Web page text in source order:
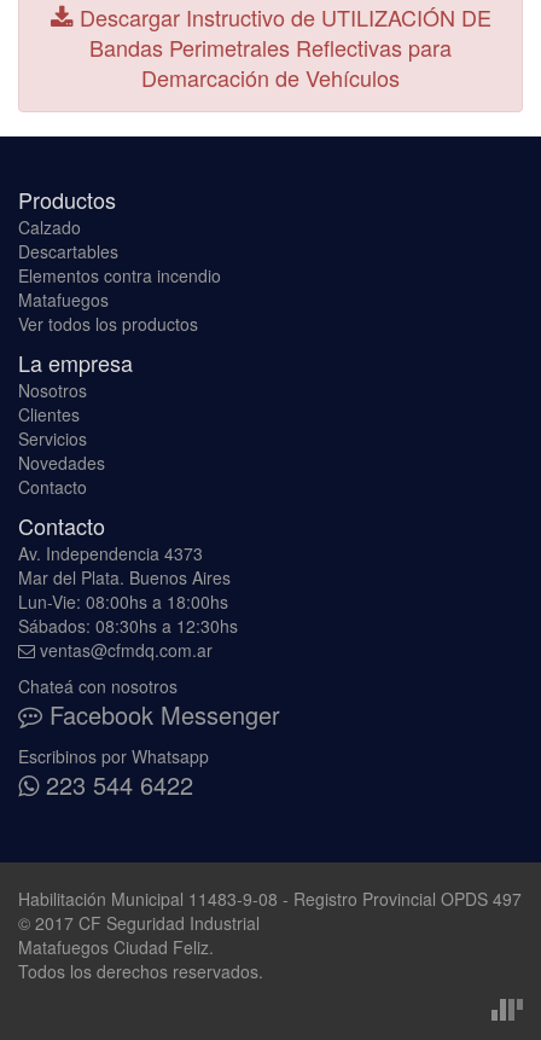
Descargar Instructivo de UTILIZACIÓN DE
Bandas Perimetrales Reflectivas para
Demarcación de Vehículos
Productos
Calzado
Descartables
Elementos contra incendio
Matafuegos
Ver todos los productos
La empresa
Nosotros
Clientes
Servicios
Novedades
Contacto
Contacto
Av. Independencia 4373
Mar del Plata. Buenos Aires
Lun-Vie: 08:00hs a 18:00hs
Sábados: 08:30hs a 12:30hs
ventas@cfmdq.com.ar
Chateá con nosotros
Facebook Messenger
Escribinos por Whatsapp
223 544 6422
Habilitación Municipal 11483-9-08 - Registro Provincial OPDS 497
© 2017 CF Seguridad Industrial
Matafuegos Ciudad Feliz.
Todos los derechos reservados.